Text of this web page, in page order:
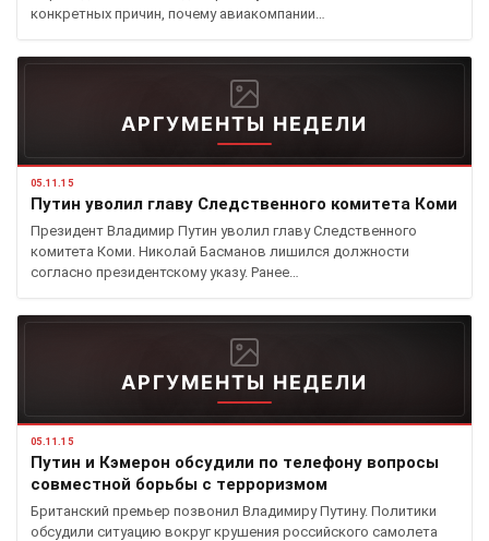
конкретных причин, почему авиакомпании…
АРГУМЕНТЫ НЕДЕЛИ
05.11.15
Путин уволил главу Следственного комитета Коми
Президент Владимир Путин уволил главу Следственного
комитета Коми. Николай Басманов лишился должности
согласно президентскому указу. Ранее…
АРГУМЕНТЫ НЕДЕЛИ
05.11.15
Путин и Кэмерон обсудили по телефону вопросы
совместной борьбы с терроризмом
Британский премьер позвонил Владимиру Путину. Политики
обсудили ситуацию вокруг крушения российского самолета